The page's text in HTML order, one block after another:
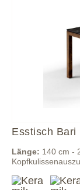
Esstisch Bari
Länge: 140 cm -